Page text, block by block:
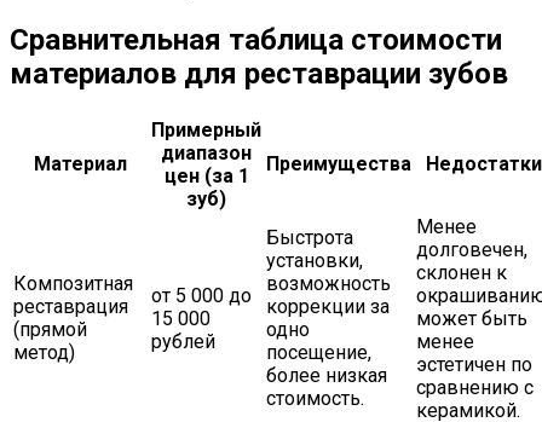
Сравнительная таблица стоимости
материалов для реставрации зубов
Материал
Примерный
диапазон
цен (за 1
зуб)
Преимущества Недостатки
Композитная
реставрация
(прямой
метод)
от 5 000 до
15 000
рублей
Быстрота
установки,
возможность
коррекции за
одно
посещение,
более низкая
стоимость.
Менее
долговечен,
склонен к
может быть
менее
эстетичен по
сравнению с
керамикой.